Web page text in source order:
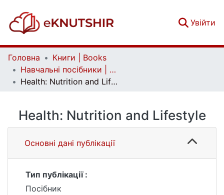
Увійти
Головна
Книги | Books
Навчальні посібники | Handbooks
Health: Nutrition and Lifestyle
Health: Nutrition and Lifestyle
Основні дані публікації
Тип публікації :
Посібник